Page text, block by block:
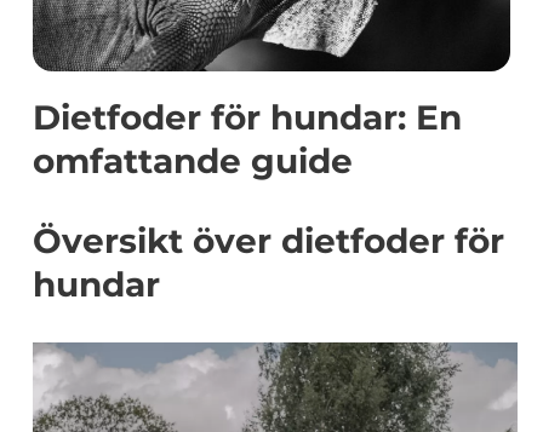
Dietfoder för hundar: En
omfattande guide
Översikt över dietfoder för
hundar